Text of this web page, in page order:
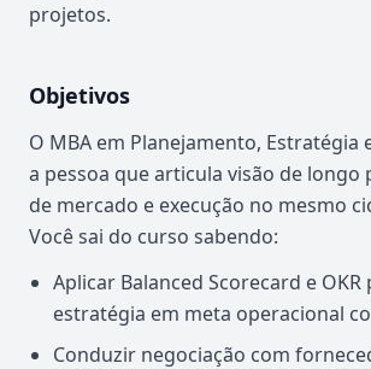
projetos.
Objetivos
O MBA em Planejamento, Estratégia
a pessoa que articula visão de longo
de mercado e execução no mesmo
Você sai do curso sabendo:
Aplicar Balanced Scorecard e
estratégia em meta operacional
Conduzir negociação com